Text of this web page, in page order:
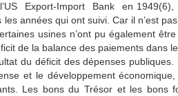
Export-Import Bank en 1949(6),
années qui ont suivi. Car il n’est
usines n’ont pu également
de la balance des paiements dans
du déficit des dépenses
et le développement
Les bons du Trésor et les bons